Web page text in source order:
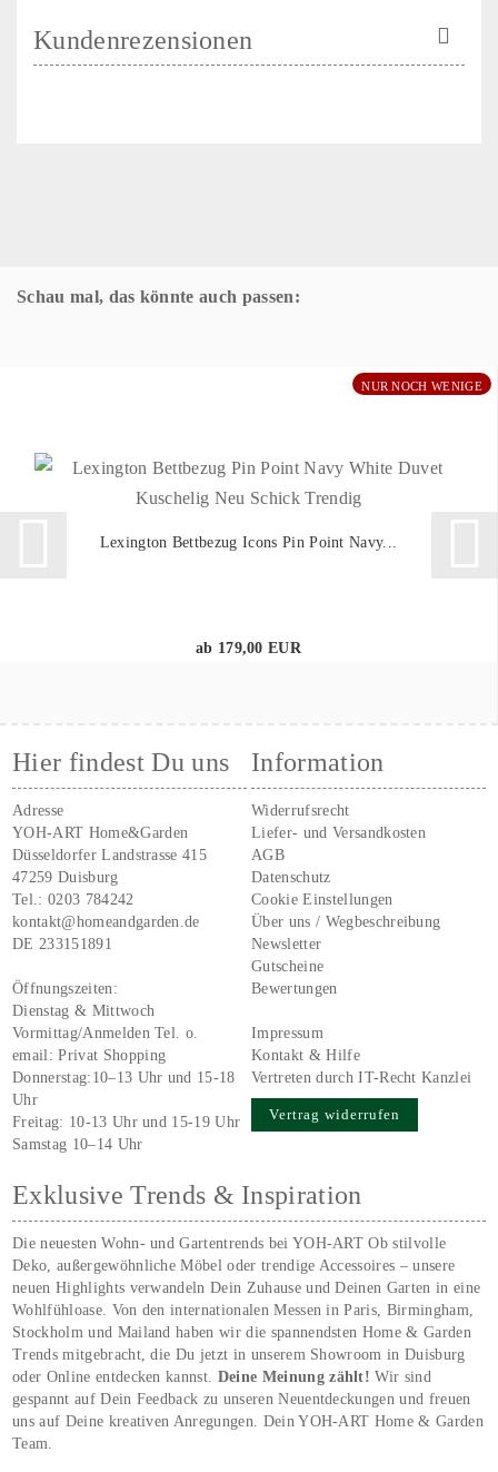
Kundenrezensionen
Schau mal, das könnte auch passen:
NUR NOCH WENIGE
Lexington Bettbezug Icons Pin Point Navy...
ab 179,00 EUR
Hier findest Du uns
Adresse
YOH-ART Home&Garden
Düsseldorfer Landstrasse 415
47259 Duisburg
Tel.:0203 784242
kontakt@homeandgarden.de
DE 233151891
Öffnungszeiten:
Dienstag & Mittwoch
Vormittag/Anmelden Tel. o.
email:Privat Shopping
Donnerstag:10–13 Uhr und 15-18
Uhr
Freitag: 10-13 Uhr und 15-19 Uhr
Samstag 10–14 Uhr
Information
Widerrufsrecht
Liefer- und Versandkosten
AGB
Datenschutz
Cookie Einstellungen
Über uns / Wegbeschreibung
Newsletter
Gutscheine
Bewertungen
Impressum
Kontakt & Hilfe
Vertreten durch IT-Recht Kanzlei
Vertrag widerrufen
Exklusive Trends & Inspiration
Die neuesten Wohn- und Gartentrends bei YOH‑ART Ob stilvolle
Deko, außergewöhnliche Möbel oder trendige Accessoires – unsere
neuen Highlights verwandeln Dein Zuhause und Deinen Garten in eine
Wohlfühloase. Von den internationalen Messen in Paris, Birmingham,
Stockholm und Mailand haben wir die spannendsten Home & Garden
Trends mitgebracht, die Du jetzt in unserem Showroom in Duisburg
oder Online entdecken kannst. Deine Meinung zählt!Wir sind
gespannt auf Dein Feedback zu unseren Neuentdeckungen und freuen
uns auf Deine kreativen Anregungen. Dein YOH‑ART Home & Garden
Team.